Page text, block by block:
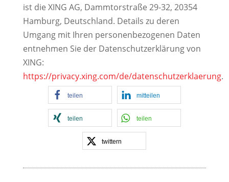
ist die XING AG, Dammtorstraße 29-32, 20354
Hamburg, Deutschland. Details zu deren
Umgang mit Ihren personenbezogenen Daten
entnehmen Sie der Datenschutzerklärung von
XING:
https://privacy.xing.com/de/datenschutzerklaerung.
teilen mitteilen
teilen teilen
twittern